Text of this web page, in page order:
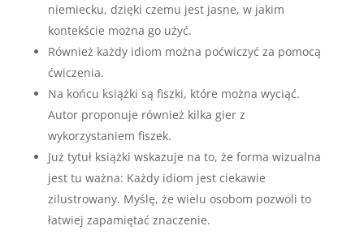
niemiecku, dzięki czemu jest jasne, w jakim
kontekście można go użyć.
Również każdy idiom można poćwiczyć za pomocą
ćwiczenia.
Na końcu książki są fiszki, które można wyciąć.
Autor proponuje również kilka gier z
wykorzystaniem fiszek.
Już tytuł książki wskazuje na to, że forma wizualna
jest tu ważna: Każdy idiom jest ciekawie
zilustrowany. Myślę, że wielu osobom pozwoli to
łatwiej zapamiętać znaczenie.